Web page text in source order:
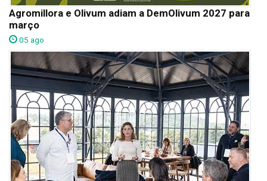
Agromillora e Olivum adiam a DemOlivum 2027 para
março
05 ago